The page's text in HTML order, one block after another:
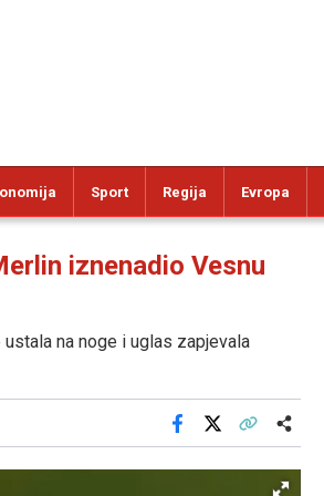
Sport Regija Evropa
iznenadio Vesnu
na noge i uglas zapjevala
Facebook